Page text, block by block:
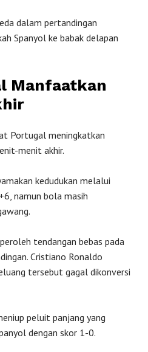
dalam pertandingan
Spanyol ke babak delapan
Manfaatkan
Portugal meningkatkan
menit akhir.
kedudukan melalui
namun bola masih
tendangan bebas pada
Cristiano Ronaldo
tersebut gagal dikonversi
peluit panjang yang
dengan skor 1-0.